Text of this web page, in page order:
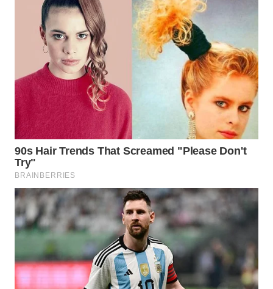
BOROBUDUR
WN
MADURA
WN
SURABAYA
WN
NATUNA
WN
BINTAN
WN
MANDALIKA
WN